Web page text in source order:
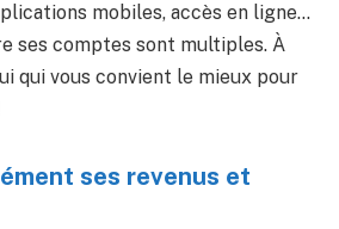
mobiles, accès en ligne…
ses comptes sont multiples. À
qui vous convient le mieux pour
ses revenus et